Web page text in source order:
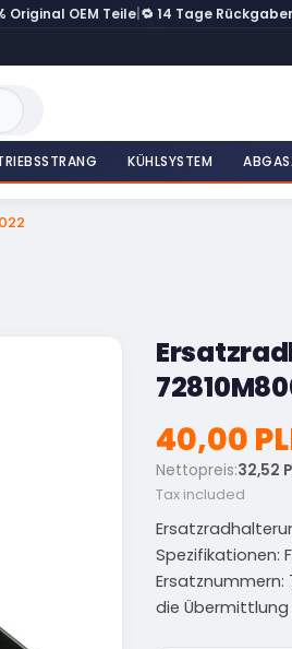
Original OEM Teile 🔁 14 Tage
KÜHLSYSTEM
40,00
Nettopreis:32,52
Tax included
Spezifikationen:
Ersatznummern:
die Übermittlung